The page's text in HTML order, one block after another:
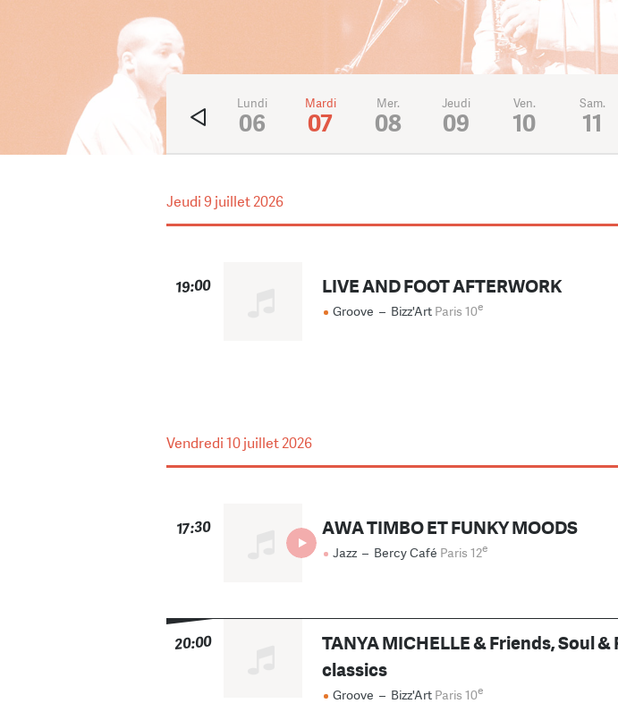
4 5
Lundi
06
Mardi
07
Mer.
08
Jeudi
09
Ven.
10
Sam.
11
Jeudi9 juillet 2026
19:00 LIVE AND FOOT AFTERWORK
Groove – Bizz'Art Paris 10e
Vendredi10 juillet 2026
17:30 AWA TIMBO ET FUNKY MOODS
Jazz – Bercy Café Paris 12e
20:00
TANYA MICHELLE & Friends, Soul &
classics
Groove – Bizz'Art Paris 10e